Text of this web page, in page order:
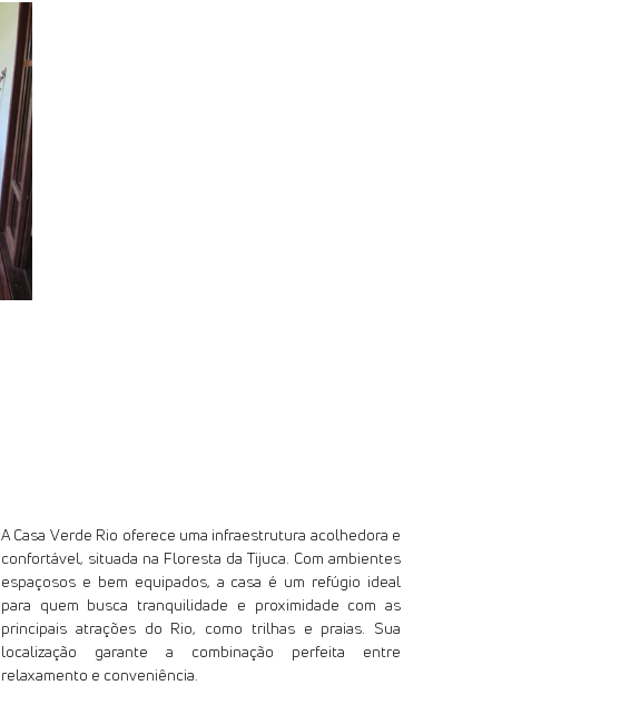
A Casa Verde Rio oferece uma infraestrutura acolhedora e
confortável, situada na Floresta da Tijuca. Com ambientes
espaçosos e bem equipados, a casa é um refúgio ideal
para quem busca tranquilidade e proximidade com as
principais atrações do Rio, como trilhas e praias. Sua
localização garante a combinação perfeita entre
relaxamento e conveniência.